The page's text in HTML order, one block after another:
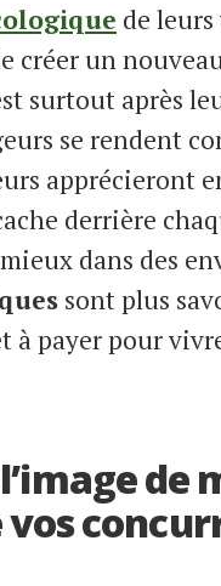
de leurs
créer un
surtout après
se rendent
apprécieront
derrière
dans des
sont plus
payer pour
de